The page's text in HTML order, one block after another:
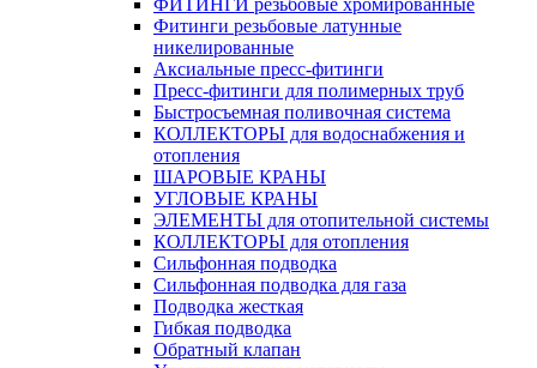
ФИТИНГИ резьбовые хромированные
Фитинги резьбовые латунные
никелированные
Аксиальные пресс-фитинги
Пресс-фитинги для полимерных труб
Быстросъемная поливочная система
КОЛЛЕКТОРЫ для водоснабжения и
отопления
ШАРОВЫЕ КРАНЫ
УГЛОВЫЕ КРАНЫ
ЭЛЕМЕНТЫ для отопительной системы
КОЛЛЕКТОРЫ для отопления
Сильфонная подводка
Cильфонная подводка для газа
Подводка жесткая
Гибкая подводка
Обратный клапан